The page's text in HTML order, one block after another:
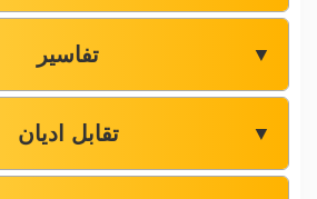
تفاسیر ▼
تقابل ادیان ▼